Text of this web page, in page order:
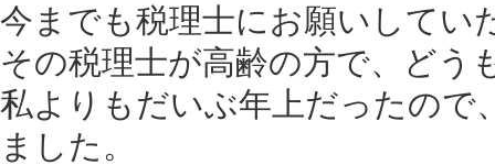
今までも税理士にお願いしてい
その税理士が高齢の方で、どう
私よりもだいぶ年上だったので
ました。